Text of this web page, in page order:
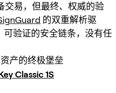
交易，但最终、权威的验
的双重解析驱
验证的安全链条，没有任
产的终极堡垒
Classic 1S